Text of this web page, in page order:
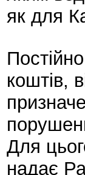
як для
коштів,
Для
надає